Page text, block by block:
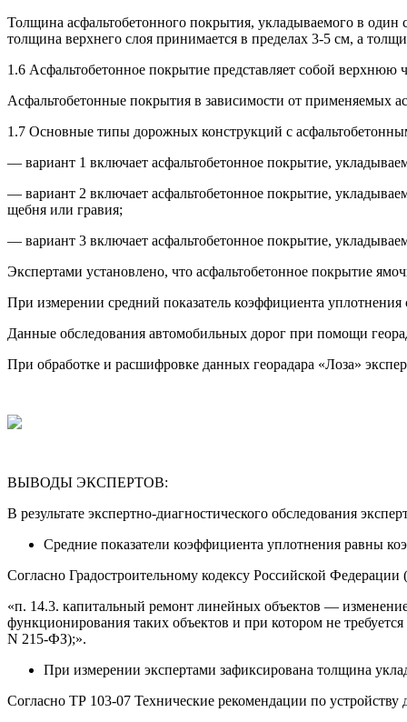
Толщина асфальтобетонного покрытия, укладываемого в
толщина верхнего слоя принимается в пределах 3-5 см, а
1.6 Асфальтобетонное покрытие представляет собой
Асфальтобетонные покрытия в зависимости от применяемых
1.7 Основные типы дорожных конструкций с
— вариант 1 включает асфальтобетонное покрытие,
— вариант 2 включает асфальтобетонное покрытие,
щебня или гравия;
— вариант 3 включает асфальтобетонное покрытие,
Экспертами установлено, что асфальтобетонное покрытие
При измерении средний показатель коэффициента
Данные обследования автомобильных дорог при помощи
При обработке и расшифровке данных георадара «Лоза»
ВЫВОДЫ ЭКСПЕРТОВ:
В результате экспертно-диагностического обследования
Средние показатели коэффициента уплотнения равны
Согласно Градостроительному кодексу Российской
«п. 14.3. капитальный ремонт линейных объектов — изменение
функционирования таких объектов и при котором не
N 215-ФЗ);».
При измерении экспертами зафиксирована толщина
Согласно ТР 103-07 Технические рекомендации по